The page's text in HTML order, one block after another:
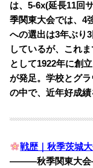
は、5-6x(延長11回
季関東大会では、4
への選出は3年ぶり
しているが、これ
として1922年に創
が発足。学校とグ
の中で、近年好成
戦歴｜秋季茨城
———秋季関東大